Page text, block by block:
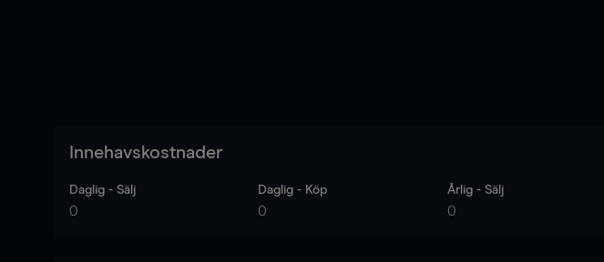
Innehavskostnader
Daglig - Sälj
0
Daglig - Köp
0
Årlig - Sälj
0